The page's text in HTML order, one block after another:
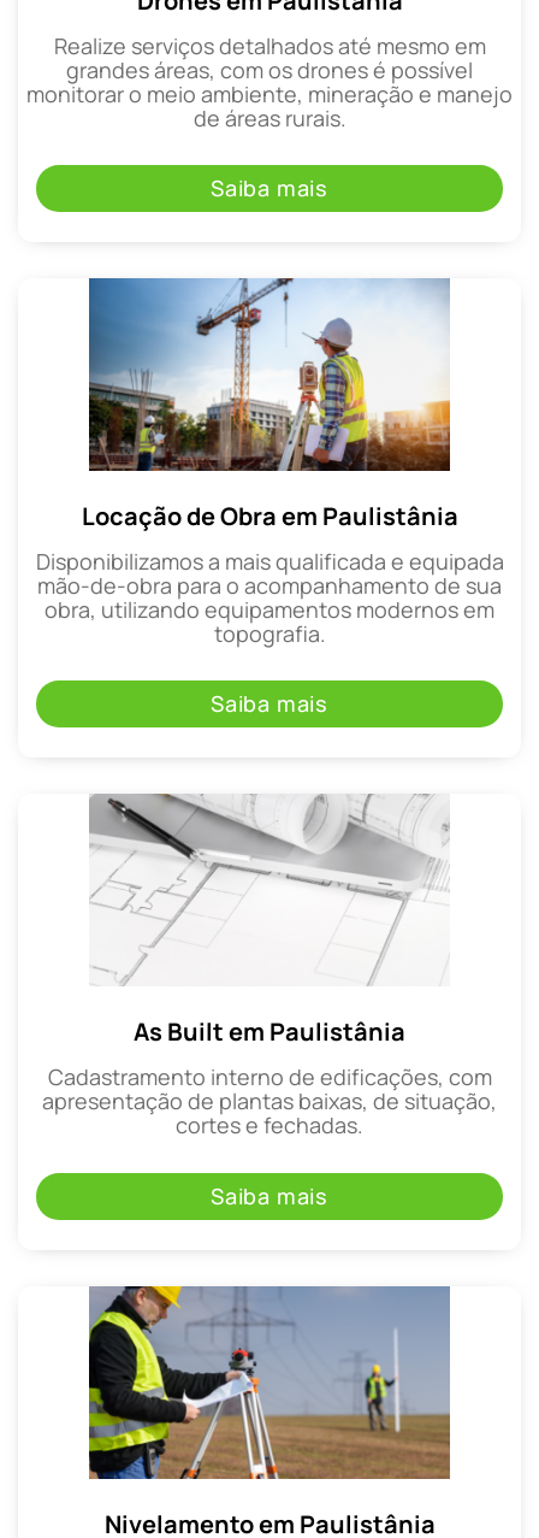
Realize serviços detalhados até mesmo em
grandes áreas, com os drones é possível
monitorar o meio ambiente, mineração e manejo
de áreas rurais.
Saiba mais
Locação de Obra em Paulistânia
Disponibilizamos a mais qualificada e equipada
mão-de-obra para o acompanhamento de sua
obra, utilizando equipamentos modernos em
topografia.
Saiba mais
As Built em Paulistânia
Cadastramento interno de edificações, com
apresentação de plantas baixas, de situação,
cortes e fechadas.
Saiba mais
Nivelamento em Paulistânia